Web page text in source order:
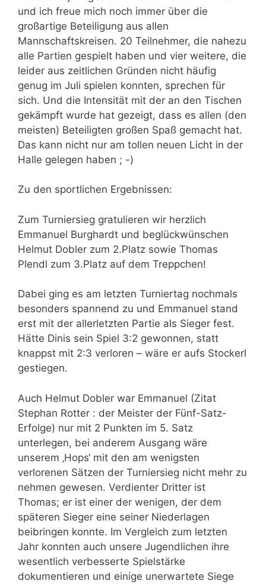
und ich freue mich noch immer über die
großartige Beteiligung aus allen
Mannschaftskreisen. 20 Teilnehmer, die nahezu
alle Partien gespielt haben und vier weitere, die
leider aus zeitlichen Gründen nicht häufig
genug im Juli spielen konnten, sprechen für
sich. Und die Intensität mit der an den Tischen
gekämpft wurde hat gezeigt, dass es allen (den
meisten) Beteiligten großen Spaß gemacht hat.
Das kann nicht nur am tollen neuen Licht in der
Halle gelegen haben ; -)
Zu den sportlichen Ergebnissen:
Zum Turniersieg gratulieren wir herzlich
Emmanuel Burghardt und beglückwünschen
Helmut Dobler zum 2.Platz sowie Thomas
Plendl zum 3.Platz auf dem Treppchen!
Dabei ging es am letzten Turniertag nochmals
besonders spannend zu und Emmanuel stand
erst mit der allerletzten Partie als Sieger fest.
Hätte Dinis sein Spiel 3:2 gewonnen, statt
knappst mit 2:3 verloren – wäre er aufs Stockerl
gestiegen.
Auch Helmut Dobler war Emmanuel (Zitat
Stephan Rotter : der Meister der Fünf-Satz-
Erfolge) nur mit 2 Punkten im 5. Satz
unterlegen, bei anderem Ausgang wäre
unserem ‚Hops‘ mit den am wenigsten
verlorenen Sätzen der Turniersieg nicht mehr zu
nehmen gewesen. Verdienter Dritter ist
Thomas; er ist einer der wenigen, der dem
späteren Sieger eine seiner Niederlagen
beibringen konnte. Im Vergleich zum letzten
Jahr konnten auch unsere Jugendlichen ihre
wesentlich verbesserte Spielstärke
dokumentieren und einige unerwartete Siege